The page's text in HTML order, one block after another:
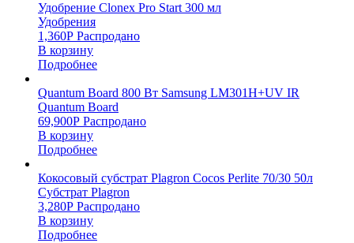
Удобрение Clonex Pro Start 300 мл
Удобрения
1,360Р Распродано
В корзину
Подробнее
Quantum Board 800 Вт Samsung LM301H+UV IR
Quantum Board
69,900Р Распродано
В корзину
Подробнее
Кокосовый субстрат Plagron Cocos Perlite 70/30 50л
Субстрат Plagron
3,280Р Распродано
В корзину
Подробнее